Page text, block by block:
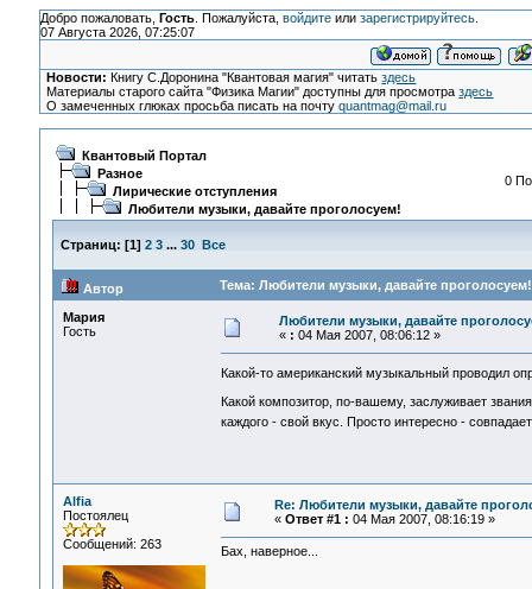
Добро пожаловать, Гость. Пожалуйста, войдитеили зарегистрируйтесь.
07 Августа 2026, 07:25:07
Новости: Книгу С.Доронина "Квантовая магия" читатьздесь
Материалы старого сайта "Физика Магии" доступны для просмотраздесь
О замеченных глюках просьба писать на почтуquantmag@mail.ru
Квантовый Портал
Разное
Лирические отступления
Любители музыки, давайте проголосуем!
0
Страниц: [1] 2 3 ... 30 Все
Автор Тема: Любители музыки, давайте
Мария
Гость
Любители музыки, давайте
« : 04 Мая 2007, 08:06:12 »
Какой-то американский музыкальный проводил
Какой композитор, по-вашему, заслуживает
каждого - свой вкус. Просто интересно -
Alfia
Постоялец
Сообщений: 263
Re: Любители музыки, давайте
« Ответ #1 : 04 Мая 2007, 08:16:19 »
Бах, наверное...